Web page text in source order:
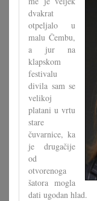
Gradišću
dvakrat
otpeljalo u
malu Čembu,
a jur na
klapskom
festivalu
divila sam se
velikoj
platani u vrtu
stare
čuvarnice, ka
je drugačije
od
otvorenoga
šatora mogla
dati ugodan hlad.